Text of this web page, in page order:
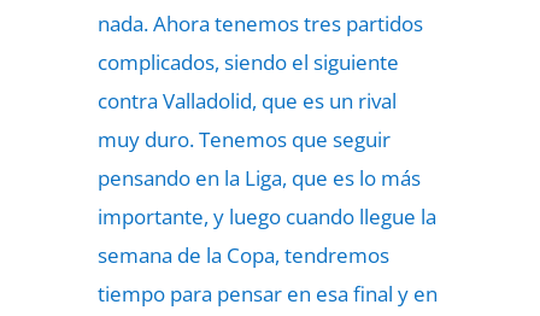
nada. Ahora tenemos tres partidos
complicados, siendo el siguiente
contra Valladolid, que es un rival
muy duro. Tenemos que seguir
pensando en la Liga, que es lo más
importante, y luego cuando llegue la
semana de la Copa, tendremos
tiempo para pensar en esa final y en